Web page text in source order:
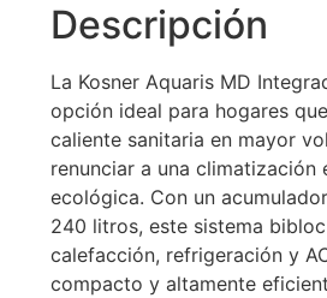
Descripción
La Kosner Aquaris MD
opción ideal para hogares
caliente sanitaria en mayor
renunciar a una climatización
ecológica. Con un
240 litros, este sistema
calefacción, refrigeración y
compacto y altamente